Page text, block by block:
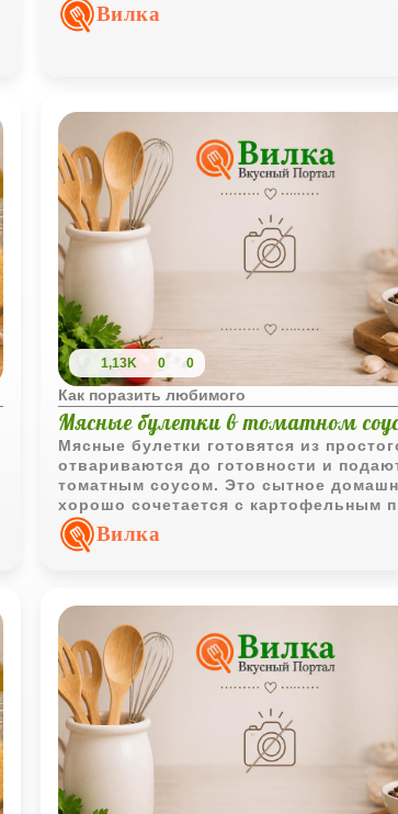
Вилка
1,13K 0 0
Как поразить любимого
Мясные булетки в томатном
Мясные булетки готовятся из
отвариваются до готовности и
томатным соусом. Это сытное
хорошо сочетается с картофельным
крупами или овощами.
Вилка